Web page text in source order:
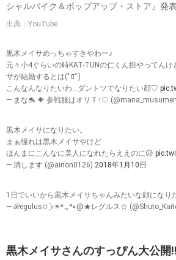
シャルバイク＆ポップアップ・ストア』発
出典：YouTube
黒木メイサめっちゃすきやわー♪
元々小4ぐらいの時KAT-TUNの仁くん担やってんけ
サが結婚するとは(ﾟﾛﾟ)
こんなんなりたいわ…ダントツでなりたい顔♡
— まな🐬 🐠 参戦服はオリＴ↑♡
黒木メイサになりたい。
まぁ憧れは黒木メイサやけど
ほんまにこんなに美人になれたらええのに😥
— 消します (@ainon0126) 2018年1月10日
1日でいいから黒木メイサちゃんみたいな顔にな
— ℛegulus✩⡱☀︎*.｡🐾@★レグルス☆
黒木メイサさんのすっぴん大公開!!